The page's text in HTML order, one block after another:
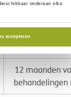
onderaan elke
accepteren€ 300.000/
12 maanden
behandelingen